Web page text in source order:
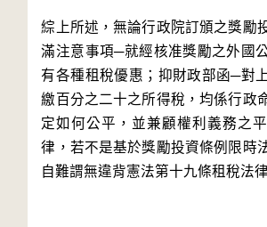
綜上所述，無論行政院訂頒之獎勵
滿注意事項─就經核准獎勵之外國
有各種租稅優惠；抑財政部函─對
繳百分之二十之所得稅，均係行政
定如何公平，並兼顧權利義務之
律，若不是基於獎勵投資條例限時
自難謂無違背憲法第十九條租稅法